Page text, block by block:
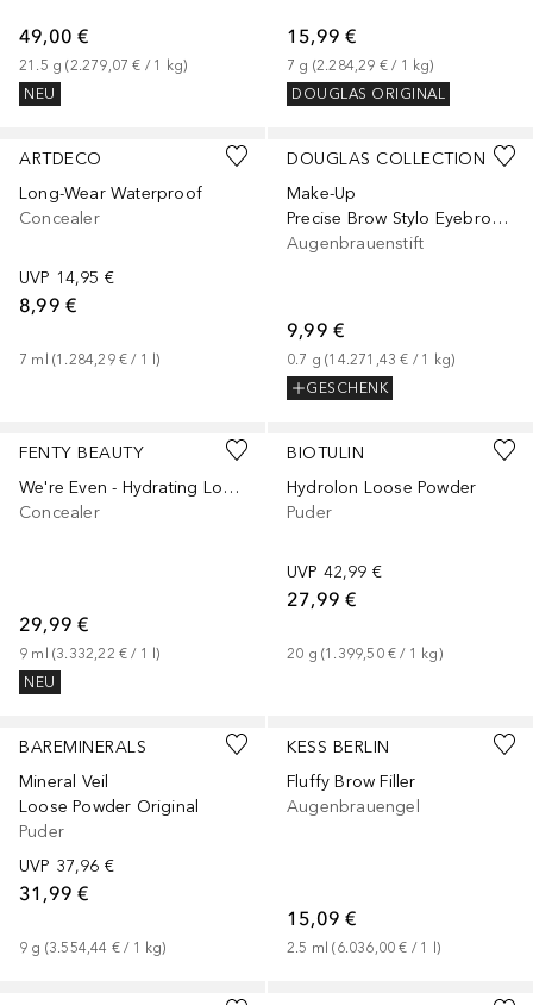
49,00 €
21.5 g (2.279,07 € / 1 kg)
NEU
15,99 €
7 g (2.284,29 € / 1 kg)
DOUGLAS ORIGINAL
ARTDECO
Long-Wear Waterproof
Concealer
UVP 14,95 €
8,99 €
7 ml (1.284,29 € / 1 l)
DOUGLAS COLLECTION
Make-Up
Precise Brow Stylo Eyebrow Pencil
Augenbrauenstift
9,99 €
0.7 g (14.271,43 € / 1 kg)
GESCHENK
FENTY BEAUTY
We're Even - Hydrating Longwear
Concealer
29,99 €
9 ml (3.332,22 € / 1 l)
NEU
BIOTULIN
Hydrolon Loose Powder
Puder
UVP 42,99 €
27,99 €
20 g (1.399,50 € / 1 kg)
BAREMINERALS
Mineral Veil
Loose Powder Original
Puder
UVP 37,96 €
31,99 €
9 g (3.554,44 € / 1 kg)
KESS BERLIN
Fluffy Brow Filler
Augenbrauengel
15,09 €
2.5 ml (6.036,00 € / 1 l)
+7